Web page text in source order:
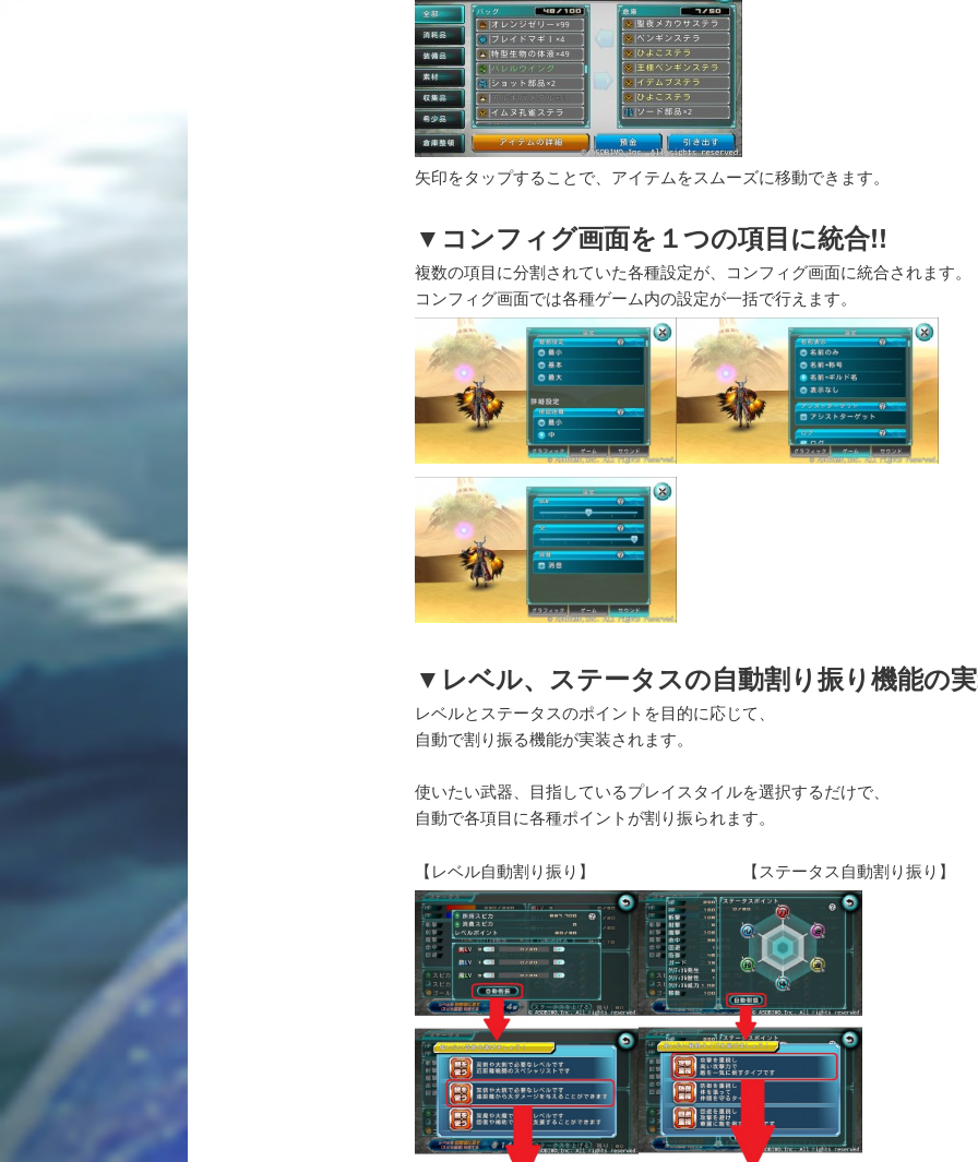
矢印をタップすることで、アイテムをスムーズに移動できます。
▼コンフィグ画面を１つの項目に統合!!
複数の項目に分割されていた各種設定が、コンフィグ画面に統合されます。
コンフィグ画面では各種ゲーム内の設定が一括で行えます。
▼レベル、ステータスの自動割り振り機能の
レベルとステータスのポイントを目的に応じて、
自動で割り振る機能が実装されます。
使いたい武器、目指しているプレイスタイルを選択するだけで、
自動で各項目に各種ポイントが割り振られます。
【レベル自動割り振り】 【ステータス自動割り振り】